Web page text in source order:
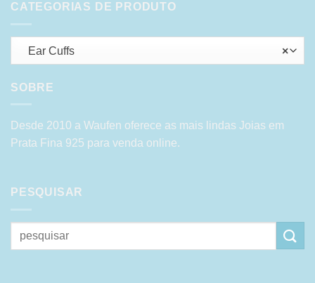
CATEGORIAS DE PRODUTO
×
Ear Cuffs
SOBRE
Desde 2010 a Waufen oferece as mais lindas Joias em
Prata Fina 925 para venda online.
PESQUISAR
Pesquisar
por: